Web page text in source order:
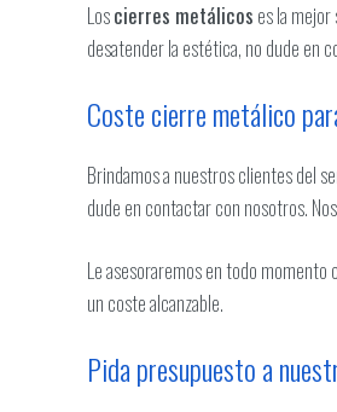
Loscierres metálicos es la
desatender la estética, no dude en
Coste cierre metálico
Brindamos a nuestros clientes del
dude en contactar con nosotros.
Le asesoraremos en todo momento
un coste alcanzable.
Pida presupuesto a